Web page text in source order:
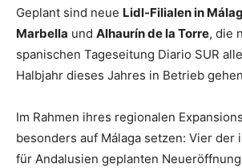
Geplant sind neue Lidl-Filialen in
Marbella und Alhaurín de la Torre, die
spanischen Tageseitung Diario SUR
Halbjahr dieses Jahres in Betrieb
Im Rahmen ihres regionalen
besonders auf Málaga setzen: Vier der
für Andalusien geplanten